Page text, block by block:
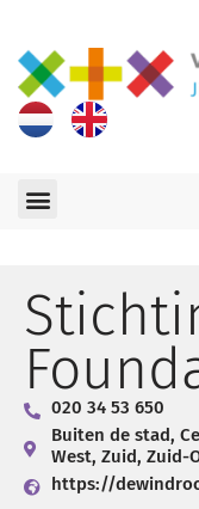
020 34 53 650
Buiten de stad,
West, Zuid, Zuid-
https://